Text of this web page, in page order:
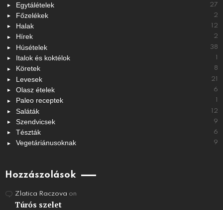
Egytálételek 27
Főzelékek 2
Halak 12
Hírek 2
Húsételek 38
Italok és koktélok
Köretek 8
Levesek 21
Olasz ételek 6
Paleo receptek
Saláták 12
Szendvicsek 9
Tészták 6
Vegetáriánusoknak 9
Hozzászolások
Zlatica Raczova on
Túrós szelet